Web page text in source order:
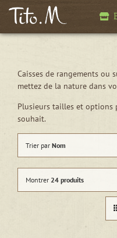
Passer
Caisses de rangements ou
mettez de la nature dans
Plusieurs tailles et options
souhait.
Trier par Nom
Montrer 24 produits